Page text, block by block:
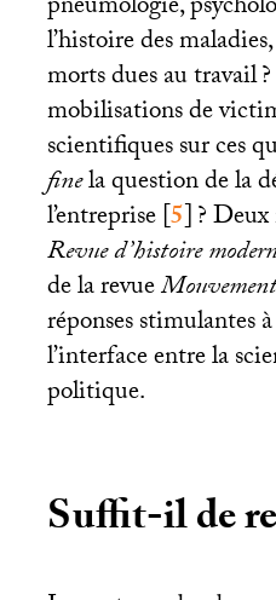
l’histoire des
morts dues au travail
mobilisations de
scientifiques sur ces
finela question de la
l’entreprise[5]?
Revue d’histoire
de la revue
réponses stimulantes
l’interface entre la
politique.
Suffit-il de